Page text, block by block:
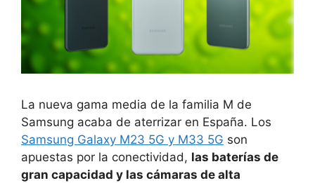
La nueva gama media de la familia M de
Samsung acaba de aterrizar en España. Los
Samsung Galaxy M23 5G y M33 5G son
apuestas por la conectividad, las baterías de
gran capacidad y las cámaras de alta